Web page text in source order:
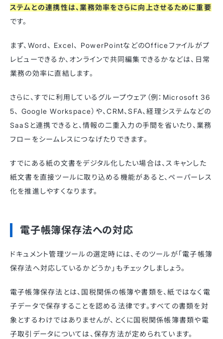
ステムとの連携性は、業務効率をさらに向上させるために重要
です。
まず、Word、 Excel、 PowerPointなどのOfficeファイルがプ
レビューできるか、オンラインで共同編集できるかなどは、日常
業務の効率に直結します。
さらに、すでに利用しているグループウェア（例：Microsoft 36
5、 Google Workspace）や、CRM、SFA、経理システムなどの
SaaSと連携できると、情報の二重入力の手間を省いたり、業務
フローをシームレスにつなげたりできます。
すでにある紙の文書をデジタル化したい場合は、スキャンした
紙文書を直接ツールに取り込める機能があると、ペーパーレス
化を推進しやすくなります。
電子帳簿保存法への対応
ドキュメント管理ツールの選定時には、そのツールが「電子帳簿
保存法へ対応しているかどうか」もチェックしましょう。
電子帳簿保存法とは、国税関係の帳簿や書類を、紙ではなく電
子データで保存することを認める法律です。すべての書類を対
象とするわけではありませんが、とくに国税関係帳簿書類や電
子取引データについては、保存方法が定められています。